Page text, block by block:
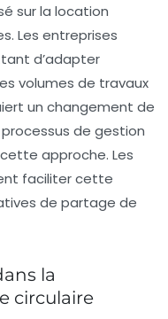
sur la location
Les entreprises
d’adapter
volumes de travaux
un changement de
de gestion
approche. Les
faciliter cette
de partage de
la
circulaire